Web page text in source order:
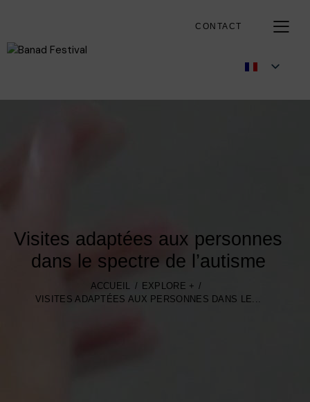
CONTACT
Visites adaptées aux personnes
dans le spectre de l’autisme
ACCUEIL
EXPLORE +
VISITES ADAPTÉES AUX PERSONNES DANS LE...